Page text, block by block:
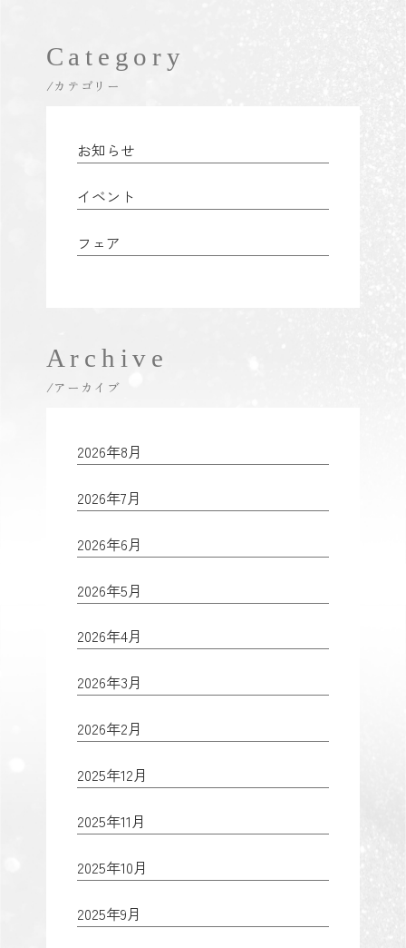
Category
/カテゴリー
お知らせ
イベント
フェア
Archive
/アーカイブ
2026年8月
2026年7月
2026年6月
2026年5月
2026年4月
2026年3月
2026年2月
2025年12月
2025年11月
2025年10月
2025年9月